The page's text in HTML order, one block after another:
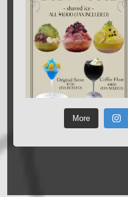
More